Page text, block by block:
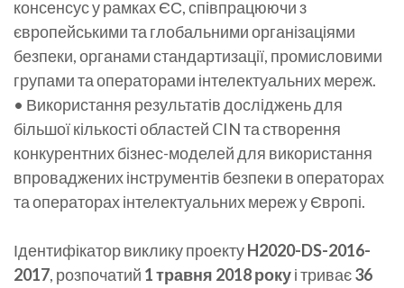
консенсус у рамках ЄС, співпрацюючи з
європейськими та глобальними організаціями
безпеки, органами стандартизації, промисловими
групами та операторами інтелектуальних мереж.
• Використання результатів досліджень для
більшої кількості областей CIN та створення
конкурентних бізнес-моделей для використання
впроваджених інструментів безпеки в операторах
та операторах інтелектуальних мереж у Європі.
Ідентифікатор виклику проектуH2020-DS-2016-
2017, розпочатий 1 травня 2018 рокуі триває36